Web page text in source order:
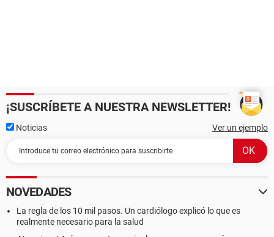
¡SUSCRÍBETE A NUESTRA NEWSLETTER!
Noticias Ver un ejemplo
NOVEDADES
La regla de los 10 mil pasos. Un cardiólogo explicó lo que es
realmente necesario para la salud